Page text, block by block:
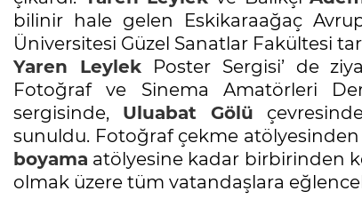
bilinir hale gelen Eskikaraağaç
Üniversitesi Güzel Sanatlar Fakültesi
Yaren LeylekPoster Sergisi’ de
Fotoğraf ve Sinema Amatörleri
sergisinde, Uluabat Gölü
sunuldu. Fotoğraf çekme atölyesinden
boyama atölyesine kadar birbirinden
olmak üzere tüm vatandaşlara